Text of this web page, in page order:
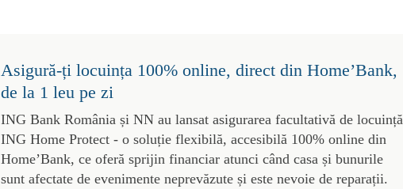
Asigură-ți locuința 100% online, direct din Home’Bank,
de la 1 leu pe zi
ING Bank România și NN au lansat asigurarea facultativă de locuință
ING Home Protect - o soluție flexibilă, accesibilă 100% online din
Home’Bank, ce oferă sprijin financiar atunci când casa și bunurile
sunt afectate de evenimente neprevăzute și este nevoie de reparații.